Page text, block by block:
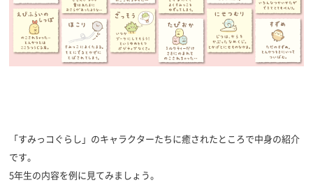
「すみっコぐらし」のキャラクターたちに癒されたところで中身の紹介
です。
5年生の内容を例に見てみましょう。